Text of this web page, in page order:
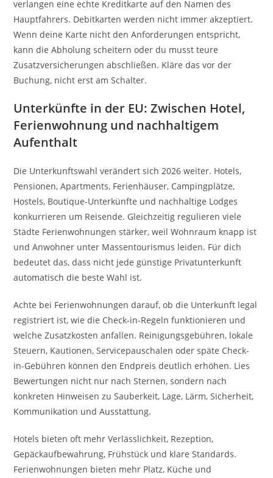
verlangen eine echte Kreditkarte auf den Namen des
Hauptfahrers. Debitkarten werden nicht immer akzeptiert.
Wenn deine Karte nicht den Anforderungen entspricht,
kann die Abholung scheitern oder du musst teure
Zusatzversicherungen abschließen. Kläre das vor der
Buchung, nicht erst am Schalter.
Unterkünfte in der EU: Zwischen Hotel,
Ferienwohnung und nachhaltigem
Aufenthalt
Die Unterkunftswahl verändert sich 2026 weiter. Hotels,
Pensionen, Apartments, Ferienhäuser, Campingplätze,
Hostels, Boutique-Unterkünfte und nachhaltige Lodges
konkurrieren um Reisende. Gleichzeitig regulieren viele
Städte Ferienwohnungen stärker, weil Wohnraum knapp ist
und Anwohner unter Massentourismus leiden. Für dich
bedeutet das, dass nicht jede günstige Privatunterkunft
automatisch die beste Wahl ist.
Achte bei Ferienwohnungen darauf, ob die Unterkunft legal
registriert ist, wie die Check-in-Regeln funktionieren und
welche Zusatzkosten anfallen. Reinigungsgebühren, lokale
Steuern, Kautionen, Servicepauschalen oder späte Check-
in-Gebühren können den Endpreis deutlich erhöhen. Lies
Bewertungen nicht nur nach Sternen, sondern nach
konkreten Hinweisen zu Sauberkeit, Lage, Lärm, Sicherheit,
Kommunikation und Ausstattung.
Hotels bieten oft mehr Verlässlichkeit, Rezeption,
Gepäckaufbewahrung, Frühstück und klare Standards.
Ferienwohnungen bieten mehr Platz, Küche und